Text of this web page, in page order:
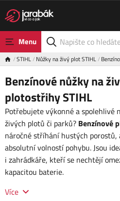
Menu
STIHL Nůžky na živý plot STIHL
Benzínové nůžky na
plotostřihy STIHL
Potřebujete výkonné a spolehlivé
živých plotů či parků? Benzínové
náročné stříhání hustých porostů,
absolutní volností pohybu. Jsou
i zahrádkáře, kteří se nechtějí
kapacitou baterie.
Více